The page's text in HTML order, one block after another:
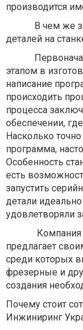
производится
В чем же
деталей на
этапом в
написание
происходить
процесса
обеспечении,
Насколько
программа,
Особенность
есть
запустить
детали
удовлетворяли
Компания
предлагает
среди которых
фрезерные и
создания
Почему стоит
Инжиниринг